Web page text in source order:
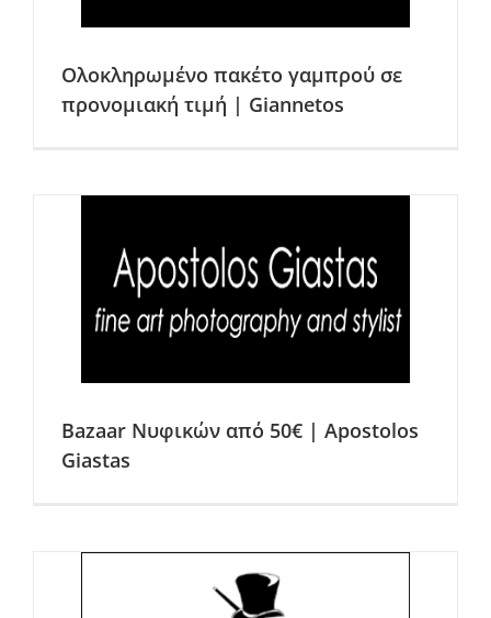
Ολοκληρωμένο πακέτο γαμπρού σε
προνομιακή τιμή | Giannetos
Bazaar Νυφικών από 50€ | Apostolos
Giastas